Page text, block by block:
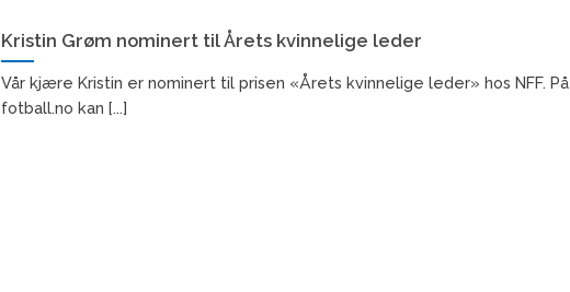
Kristin Grøm nominert til Årets kvinnelige leder
Vår kjære Kristin er nominert til prisen «Årets kvinnelige leder» hos NFF. På
fotball.no kan [...]